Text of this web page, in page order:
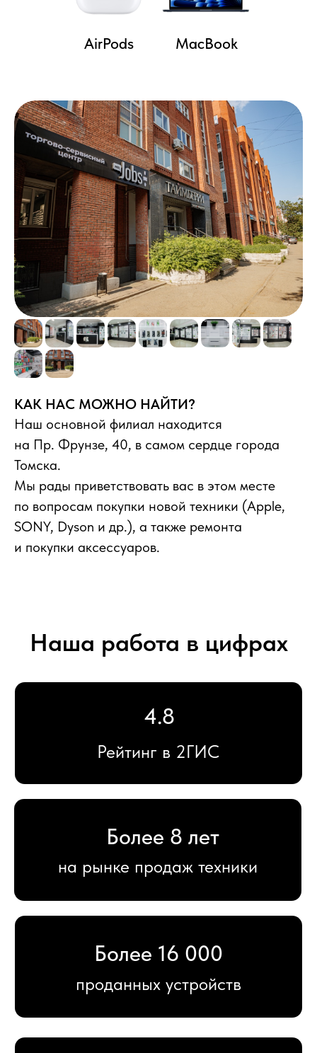
MacBook
AirPods
КАК НАС МОЖНО НАЙТИ?
Наш основной филиал находится
на Пр. Фрунзе, 40, в самом сердце города
Томска.
Мы рады приветствовать вас в этом месте
по вопросам покупки новой техники (Apple,
SONY, Dyson и др.), а также ремонта
и покупки аксессуаров.
Наша работа в цифрах
отзывов на площадках
12 месяцев
гарантии на новые устройства
выбор аксессуаров
Более 16 000
проданных устройств
Более 8 лет
на рынке продаж техники